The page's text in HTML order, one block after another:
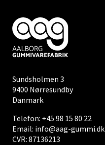
Sundsholmen 3
9400 Nørresundby
Danmark
Telefon: +45 98 15 80 22
Email: info@aag-gummi.dk
CVR: 87136213